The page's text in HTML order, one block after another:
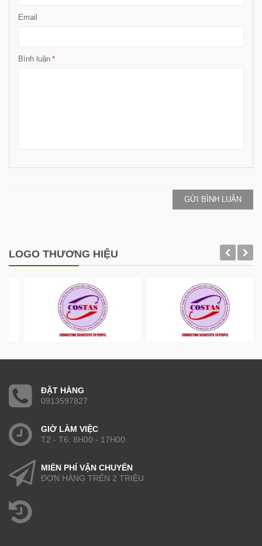
Email
*
Bình luận
GỬI BÌNH LUẬN
LOGO THƯƠNG HIỆU
ĐẶT HÀNG
0913597827
GIỜ LÀM VIỆC
T2 - T6: 8H00 - 17H00
MIỄN PHÍ VẬN CHUYỂN
ĐƠN HÀNG TRÊN 2 TRIỆU